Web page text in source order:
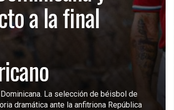
a la final
La selección de béisbol de
dramática ante la anfitriona República